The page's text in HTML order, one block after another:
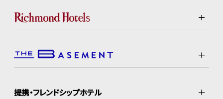
提携・フレンドシップホテル